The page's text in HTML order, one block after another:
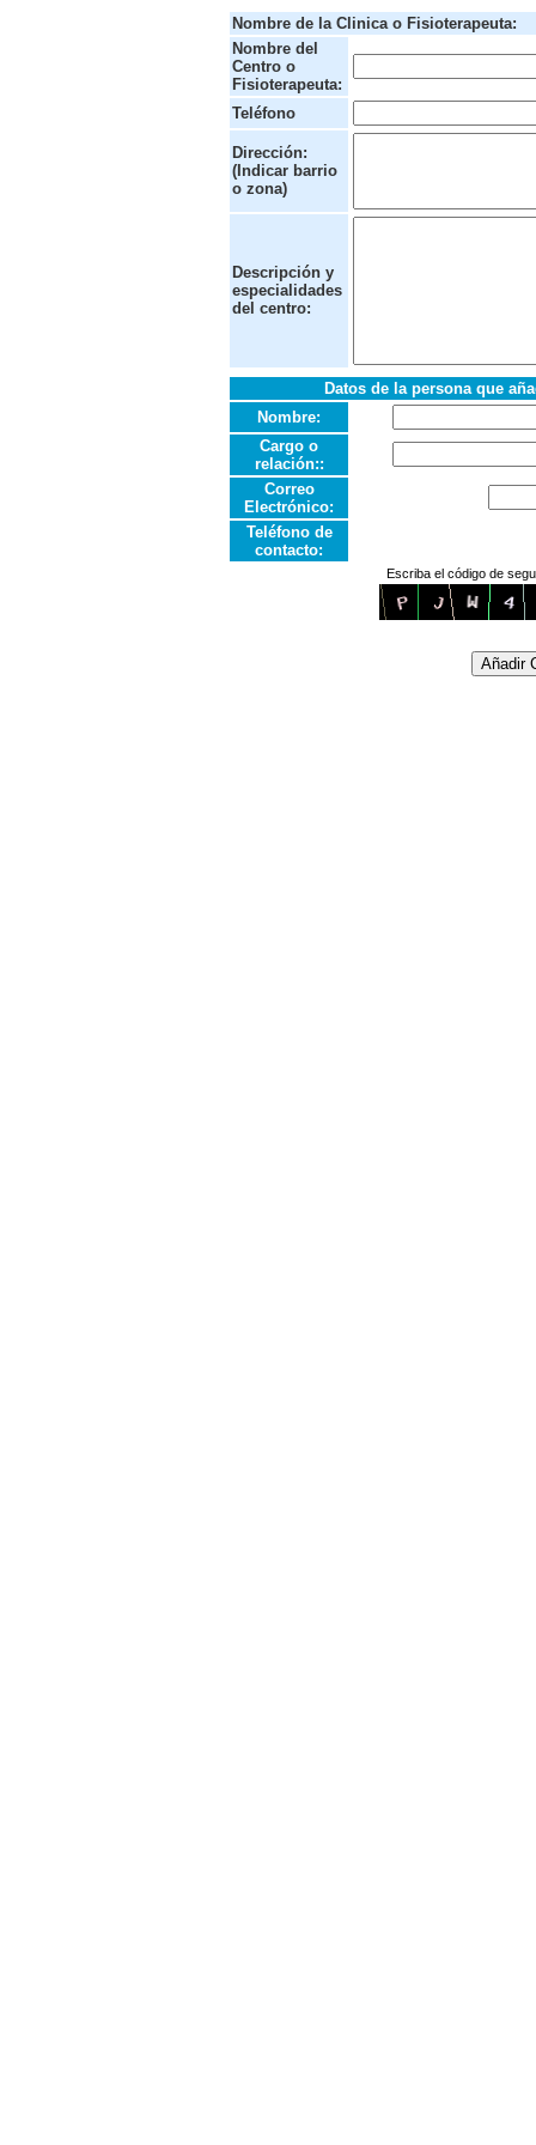
Nombre de la Clinica o Fisioterapeuta:
Nombre del
Centro o
Fisioterapeuta:
Teléfono
Dirección:
(Indicar barrio
o zona)
Descripción y
especialidades
del centro:
Datos de la persona que
Nombre:
Cargo o
relación::
Correo
Electrónico:
Teléfono de
contacto:
Escriba el código de